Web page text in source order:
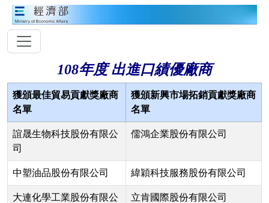
108年度 出進口績優廠商
獲頒最佳貿易貢獻獎廠商
名單
獲頒新興市場拓銷貢獻獎廠商
名單
誼晟生物科技股份有限公
司
儒鴻企業股份有限公司
中塑油品股份有限公司 緯穎科技服務股份有限公司
大連化學工業股份有限公
立肯國際股份有限公司